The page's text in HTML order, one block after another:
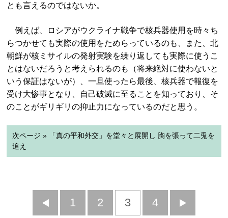
とも言えるのではないか。
例えば、ロシアがウクライナ戦争で核兵器使用を時々ち
らつかせても実際の使用をためらっているのも、また、北
朝鮮が核ミサイルの発射実験を繰り返しても実際に使うこ
とはないだろうと考えられるのも（将来絶対に使わないと
いう保証はないが）、一旦使ったら最後、核兵器で報復を
受け大惨事となり、自己破滅に至ることを知っており、そ
のことがギリギリの抑止力になっているのだと思う。
次ページ » 「真の平和外交」を堂々と展開し 胸を張って二兎を
追え
前
1 2 3 4